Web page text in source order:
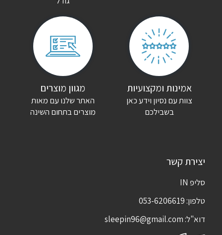
אמינות ומקצועיות
צוות עם נסיון וידע כאן
בשבילכם
מגוון מוצרים
האתר שלנו עם מאות
מוצרים בתחום השינה
יצירת קשר
סליפ IN
טלפון:053-6206619
דוא"ל:sleepin96@gmail.com